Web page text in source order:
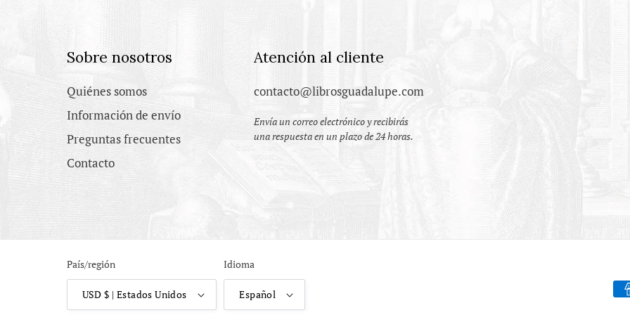
Sobre nosotros
Quiénes somos
Información de envío
Preguntas frecuentes
Contacto
Atención al cliente
contacto@librosguadalupe.com
Envía un correo electrónico y recibirás
una respuesta en un plazo de 24 horas.
País/región
USD $ | Estados Unidos
Idioma
Español